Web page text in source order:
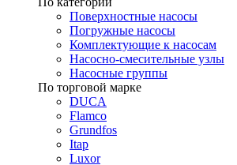
Поверхностные насосы
Погружные насосы
Комплектующие к насосам
Насосно-смесительные узлы
Насосные группы
По торговой марке
DUCA
Flamco
Grundfos
Itap
Luxor